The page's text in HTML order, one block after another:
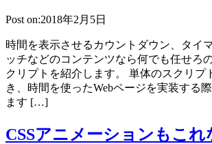
Post on:2018年2月5日
時間を表示させるカウントダウン、タイ
ッチなどのコンテンツなら何でも任せろ
クリプトを紹介します。 単体のスクリプ
き、時間を使ったWebページを実装する
ます […]
CSSアニメーションもこれ